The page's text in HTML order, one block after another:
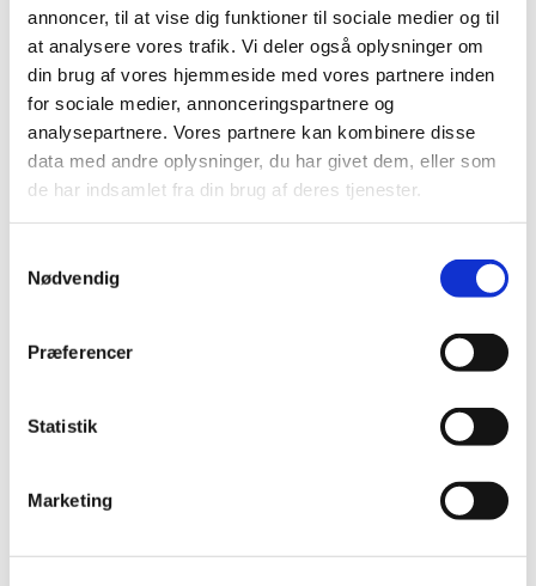
annoncer, til at vise dig funktioner til sociale medier og til
at analysere vores trafik. Vi deler også oplysninger om
din brug af vores hjemmeside med vores partnere inden
for sociale medier, annonceringspartnere og
analysepartnere. Vores partnere kan kombinere disse
data med andre oplysninger, du har givet dem, eller som
de har indsamlet fra din brug af deres tjenester.
Nødvendig
Præferencer
Statistik
Marketing
Alle er velkomne – uanset om du er vant til at
komme i kirke eller ej. Tag din baby under armen,
og kom og vær med til at fylde sognegården med
sang og smil.